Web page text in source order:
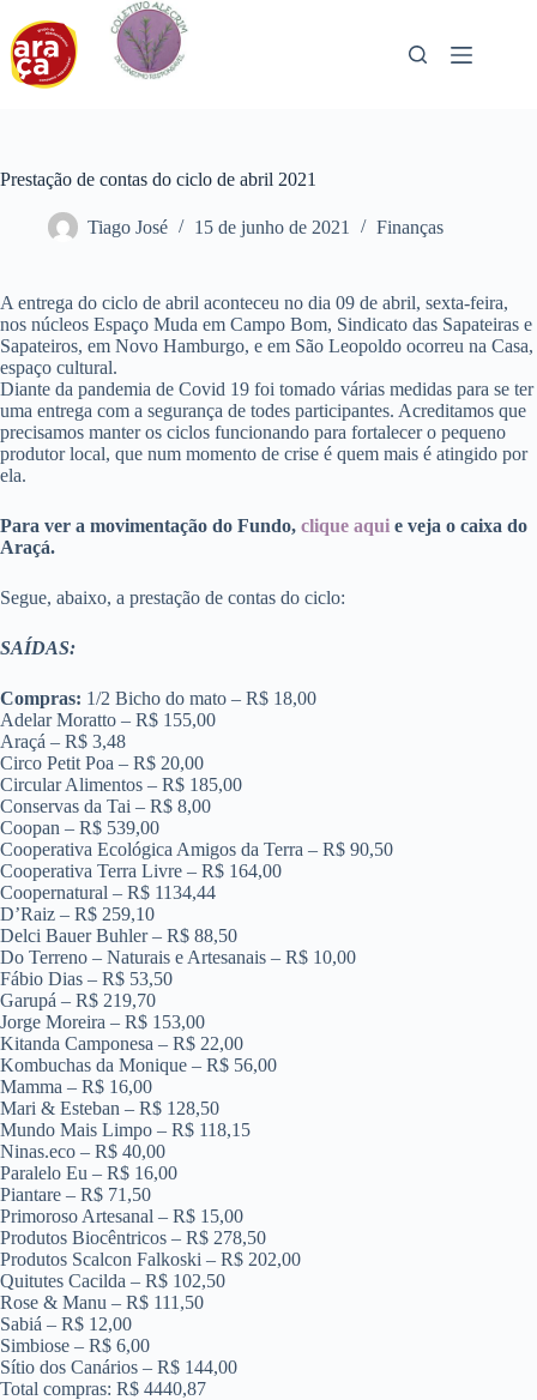
para
conteúdo
Prestação de contas do ciclo de abril 2021
Tiago José 15 de junho de 2021 Finanças
A entrega do ciclo de abril aconteceu no dia 09 de abril, sexta-feira,
nos núcleos Espaço Muda em Campo Bom, Sindicato das Sapateiras e
Sapateiros, em Novo Hamburgo, e em São Leopoldo ocorreu na Casa,
espaço cultural.
Diante da pandemia de Covid 19 foi tomado várias medidas para se ter
uma entrega com a segurança de todes participantes. Acreditamos que
precisamos manter os ciclos funcionando para fortalecer o pequeno
produtor local, que num momento de crise é quem mais é atingido por
ela.
Para ver a movimentação do Fundo, clique aqui e veja o caixa do
Araçá.
Segue, abaixo, a prestação de contas do ciclo:
SAÍDAS:
Compras: 1/2 Bicho do mato – R$ 18,00
Adelar Moratto – R$ 155,00
Araçá – R$ 3,48
Circo Petit Poa – R$ 20,00
Circular Alimentos – R$ 185,00
Conservas da Tai – R$ 8,00
Coopan – R$ 539,00
Cooperativa Ecológica Amigos da Terra – R$ 90,50
Cooperativa Terra Livre – R$ 164,00
Coopernatural – R$ 1134,44
D’Raiz – R$ 259,10
Delci Bauer Buhler – R$ 88,50
Do Terreno – Naturais e Artesanais – R$ 10,00
Fábio Dias – R$ 53,50
Garupá – R$ 219,70
Jorge Moreira – R$ 153,00
Kitanda Camponesa – R$ 22,00
Kombuchas da Monique – R$ 56,00
Mamma – R$ 16,00
Mari & Esteban – R$ 128,50
Mundo Mais Limpo – R$ 118,15
Ninas.eco – R$ 40,00
Paralelo Eu – R$ 16,00
Piantare – R$ 71,50
Primoroso Artesanal – R$ 15,00
Produtos Biocêntricos – R$ 278,50
Produtos Scalcon Falkoski – R$ 202,00
Quitutes Cacilda – R$ 102,50
Rose & Manu – R$ 111,50
Sabiá – R$ 12,00
Simbiose – R$ 6,00
Sítio dos Canários – R$ 144,00
Total compras: R$ 4440,87